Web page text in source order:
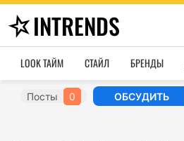
INTRENDS
LOOK ТАЙМ СТАЙЛ БРЕНДЫ
Посты 0 ОБСУДИТЬ